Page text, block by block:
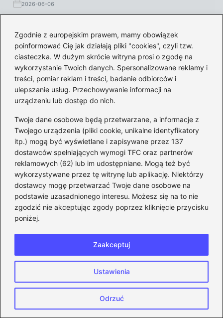
Zgodnie z europejskim prawem, mamy obowiązek
poinformować Cię jak działają pliki "cookies", czyli tzw.
ciasteczka. W dużym skrócie witryna prosi o zgodę na
wykorzystanie Twoich danych. Spersonalizowane reklamy i
treści, pomiar reklam i treści, badanie odbiorców i
ulepszanie usług. Przechowywanie informacji na
urządzeniu lub dostęp do nich.
Twoje dane osobowe będą przetwarzane, a informacje z
Twojego urządzenia (pliki cookie, unikalne identyfikatory
itp.) mogą być wyświetlane i zapisywane przez 137
dostawców spełniających wymogi TFC oraz partnerów
reklamowych (62) lub im udostępniane. Mogą też być
wykorzystywane przez tę witrynę lub aplikację. Niektórzy
dostawcy mogę przetwarzać Twoje dane osobowe na
podstawie uzasadnionego interesu. Możesz się na to nie
zgodzić nie akceptując zgody poprzez kliknięcie przycisku
poniżej.
Ustawienia
Odrzuć
Zaakceptuj
2026-06-06
Esport: jakie gry kształtują przyszłość
rywalizacji elektronicznej?
2026-06-06
CS:GO
Wskazówki, jak skutecznie